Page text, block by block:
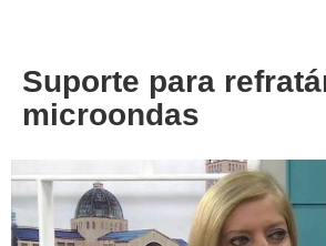
Suporte para
microondas